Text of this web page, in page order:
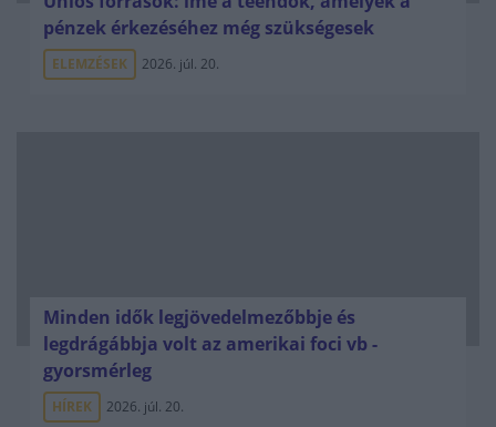
pénzek érkezéséhez még szükségesek
ELEMZÉSEK 2026. júl. 20.
Minden idők legjövedelmezőbbje és
legdrágábbja volt az amerikai foci vb -
gyorsmérleg
HÍREK 2026. júl. 20.